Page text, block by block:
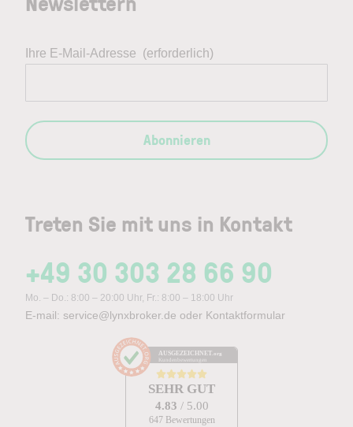
Treten Sie mit uns in Kontakt
+49 30 303 28 66 90
Mo. – Do.: 8:00 – 20:00 Uhr, Fr.: 8:00 – 18:00 Uhr
E-mail: service@lynxbroker.de oder Kontaktformular
AUSGEZEICHNET .org
Kundenbewertungen
SEHR GUT
4.83 / 5.00
647 Bewertungen
Ihre E-Mail-Adresse (erforderlich)
Abonnieren